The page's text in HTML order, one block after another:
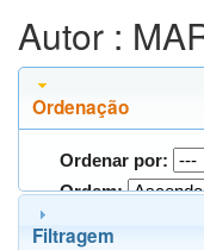
Autor :
Ordenação
Ordenar por:
Ordem:
Filtragem